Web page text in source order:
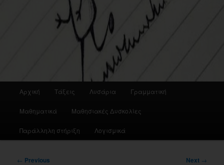
Αρχική Τάξεις Λυσάρια Γραμματική
Μαθηματικά Μαθησιακές Δυσκολίες
Παράλληλη στήριξη Λογισμικά
Post
← Previous Next →